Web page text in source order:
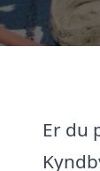
Er du